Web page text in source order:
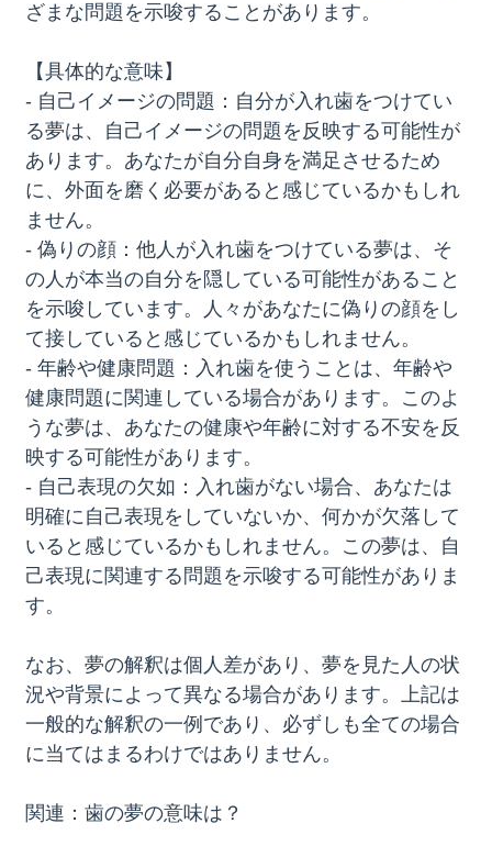
ざまな問題を示唆することがあります。
【具体的な意味】
- 自己イメージの問題：自分が入れ歯をつけてい
る夢は、自己イメージの問題を反映する可能性が
あります。あなたが自分自身を満足させるため
に、外面を磨く必要があると感じているかもしれ
ません。
- 偽りの顔：他人が入れ歯をつけている夢は、そ
の人が本当の自分を隠している可能性があること
を示唆しています。人々があなたに偽りの顔をし
て接していると感じているかもしれません。
- 年齢や健康問題：入れ歯を使うことは、年齢や
健康問題に関連している場合があります。このよ
うな夢は、あなたの健康や年齢に対する不安を反
映する可能性があります。
- 自己表現の欠如：入れ歯がない場合、あなたは
明確に自己表現をしていないか、何かが欠落して
いると感じているかもしれません。この夢は、自
己表現に関連する問題を示唆する可能性がありま
す。
なお、夢の解釈は個人差があり、夢を見た人の状
況や背景によって異なる場合があります。上記は
一般的な解釈の一例であり、必ずしも全ての場合
に当てはまるわけではありません。
関連： 歯の夢の意味は？